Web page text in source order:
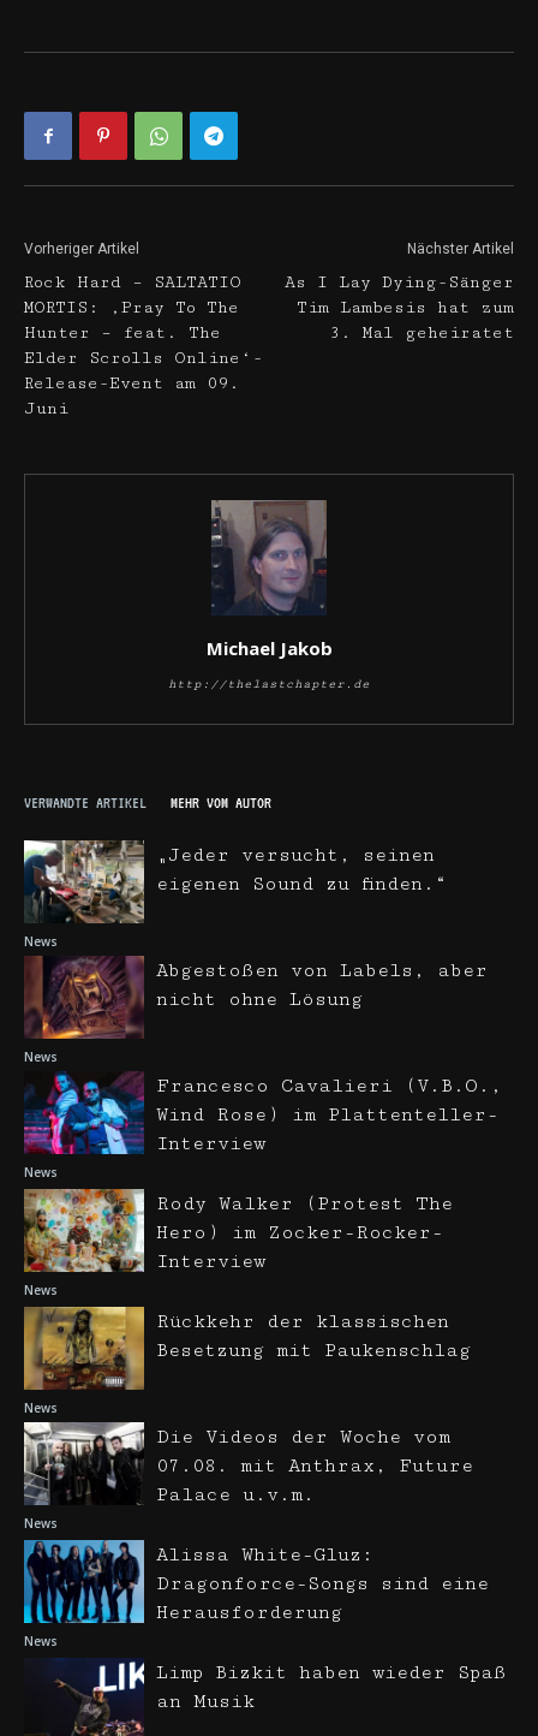
Vorheriger Artikel
Rock Hard – SALTATIO
MORTIS: ‚Pray To The
Hunter – feat. The
Elder Scrolls Online‘-
Release-Event am 09.
Juni
Nächster Artikel
As I Lay Dying-Sänger
Tim Lambesis hat zum
3. Mal geheiratet
Michael Jakob
http://thelastchapter.de
VERWANDTE ARTIKEL MEHR VOM AUTOR
News
„Jeder versucht, seinen
eigenen Sound zu finden.“
News
Abgestoßen von Labels, aber
nicht ohne Lösung
News
Francesco Cavalieri (V.B.O.,
Wind Rose) im Plattenteller-
Interview
News
Rody Walker (Protest The
Hero) im Zocker-Rocker-
Interview
News
Rückkehr der klassischen
Besetzung mit Paukenschlag
News
Die Videos der Woche vom
07.08. mit Anthrax, Future
Palace u.v.m.
News
Alissa White-Gluz:
Dragonforce-Songs sind eine
Herausforderung
Limp Bizkit haben wieder Spaß
an Musik